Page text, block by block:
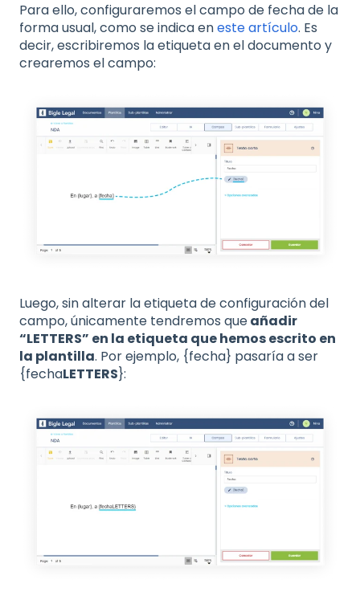
Para ello, configuraremos el campo de fecha de la
forma usual, como se indica eneste artículo. Es
decir, escribiremos la etiqueta en el documento y
crearemos el campo:
Luego, sin alterar la etiqueta de configuración del
campo, únicamente tendremos queañadir
“LETTERS” en la etiqueta que hemos escrito en
la plantilla. Por ejemplo, {fecha} pasaría a ser
{fechaLETTERS}: